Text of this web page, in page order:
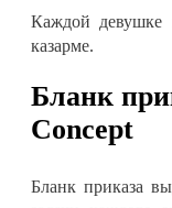
Каждой девушке
казарме.
Бланк
Concept
Бланк приказа